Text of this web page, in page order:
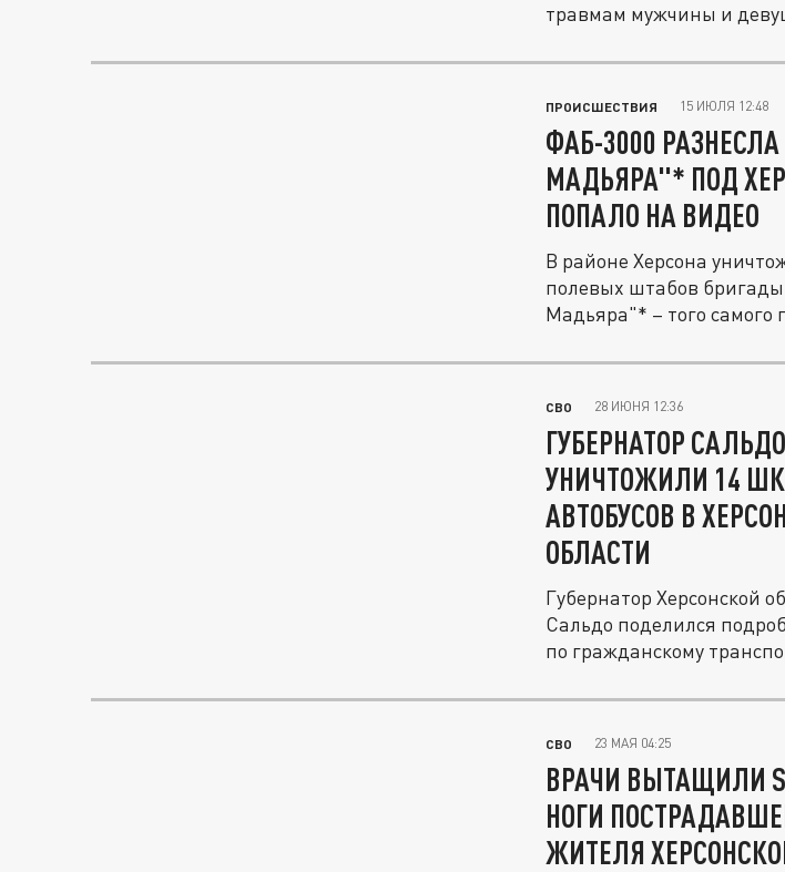
травмам мужчины и
ПРОИСШЕСТВИЯ 15 ИЮЛЯ 12:48
ФАБ-3000
МАДЬЯРА"* ПОД
ПОПАЛО НА ВИДЕО
В районе Херсона
полевых штабов
Мадьяра"* – того самого
СВО 28 ИЮНЯ 12:36
ГУБЕРНАТОР
УНИЧТОЖИЛИ 14
АВТОБУСОВ В
ОБЛАСТИ
Губернатор Херсонской
Сальдо поделился
по гражданскому
СВО 23 МАЯ 04:25
ВРАЧИ ВЫТАЩИЛИ
НОГИ
ЖИТЕЛЯ